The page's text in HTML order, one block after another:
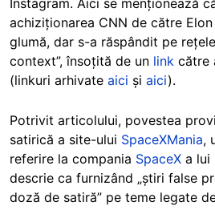
Instagram. Aici se menționează
achiziționarea CNN de către
glumă, dar s-a răspândit pe
context”, însoțită de un link către
(linkuri arhivate aici și aici).
Potrivit articolului, povestea
satirică a site-ului SpaceXMania,
referire la compania SpaceX a lui
descrie ca furnizând „știri false
doză de satiră” pe teme legate